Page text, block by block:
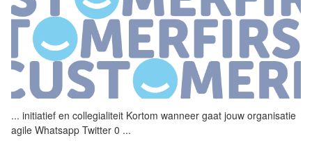
... initiatief en collegialiteit Kortom wanneer gaat jouw organisatie
agile Whatsapp Twitter 0 ...